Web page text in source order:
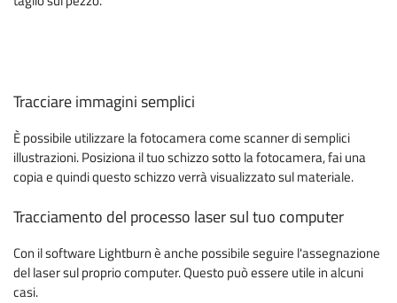
Tracciare immagini semplici
È possibile utilizzare la fotocamera come scanner di semplici
illustrazioni. Posiziona il tuo schizzo sotto la fotocamera, fai una
copia e quindi questo schizzo verrà visualizzato sul materiale.
Tracciamento del processo laser sul tuo computer
Con il software Lightburn è anche possibile seguire l'assegnazione
del laser sul proprio computer. Questo può essere utile in alcuni
casi.